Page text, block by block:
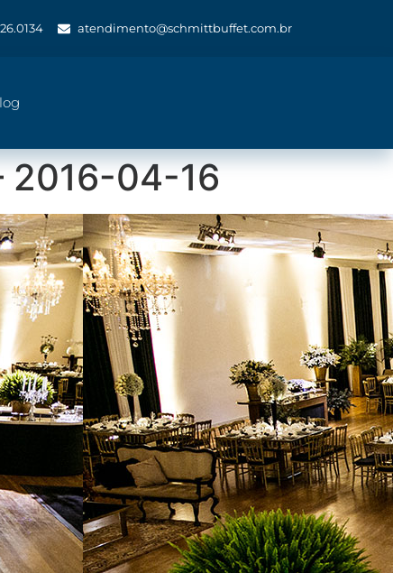
atendimento@schmittbuffet.com.br
2016-04-16